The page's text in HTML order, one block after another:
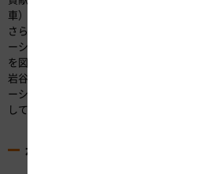
車）充電設備の拡充などに取り組んでまい
さらに取組みを加速させるため、FCV普
ーションを高速道路のSA・PAに設置し
を図り、脱炭素社会の実現に貢献します。
岩谷産業（株）も、FCV普及促進、利便
ーションの整備を進めてまいります。 な
しているLPガスステーションは、2022年
水素ステーションの概要